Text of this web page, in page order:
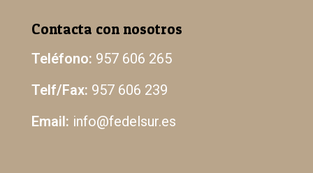
Contacta con nosotros
Teléfono: 957 606 265
Telf/Fax: 957 606 239
Email: info@fedelsur.es